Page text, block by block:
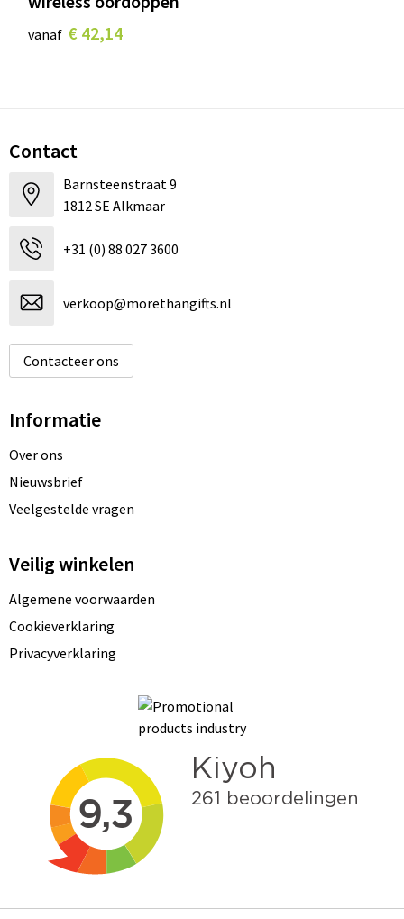
vanaf € 42,14
Contact
Barnsteenstraat 9
1812 SE Alkmaar
+31 (0) 88 027 3600
verkoop@morethangifts.nl
Contacteer ons
Informatie
Over ons
Nieuwsbrief
Veelgestelde vragen
Veilig winkelen
Algemene voorwaarden
Cookieverklaring
Privacyverklaring